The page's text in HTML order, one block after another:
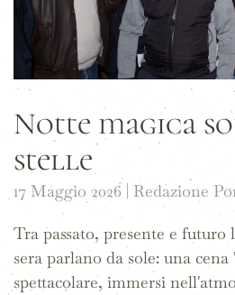
Notte magica
stelle
17 Maggio 2026 | Redazione
Tra passato, presente e
sera parlano da sole: una cena
spettacolare, immersi